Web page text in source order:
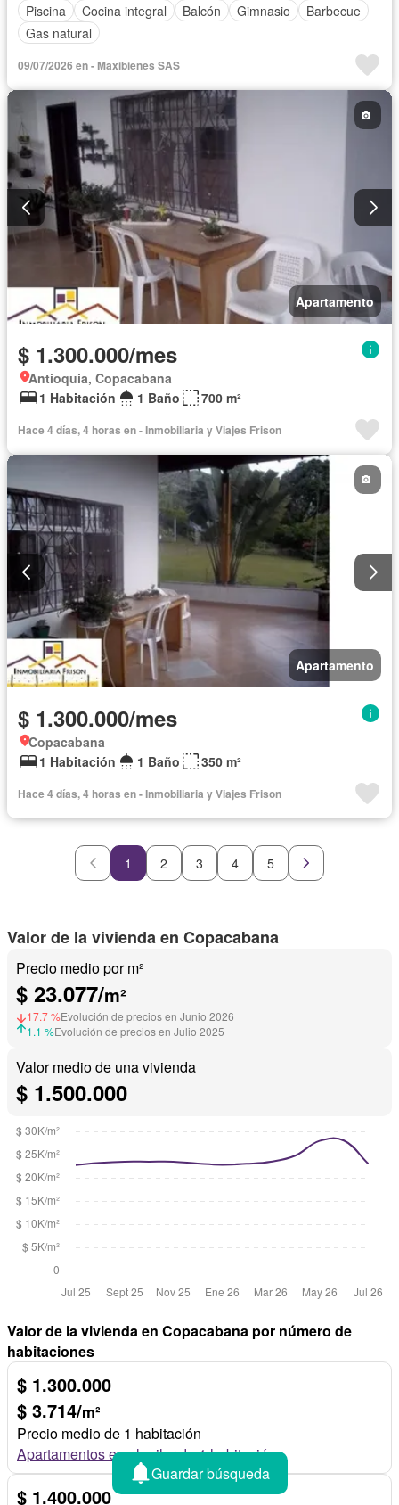
Piscina
Cocina integral Balcón Gimnasio
Barbecue
Gas natural
09/07/2026 en - Maxibienes SAS
Apartamento
$ 1.300.000/mes
Antioquia, Copacabana
1 Habitación
1 Baño 700 m²
Hace 4 días, 4 horas en - Inmobiliaria y Viajes Frison
Apartamento
$ 1.300.000/mes
Copacabana
1 Habitación
1 Baño 350 m²
Hace 4 días, 4 horas en - Inmobiliaria y Viajes Frison
1 2 3 4 5
Valor de la vivienda en Copacabana
Precio medio por m²
$ 23.077/m²
17.7 %Evolución de precios en Junio 2026
1.1 %Evolución de precios en Julio 2025
Valor medio de una vivienda
$ 1.500.000
Valor de la vivienda en Copacabana por número de
habitaciones
$ 1.300.000
$ 3.714/m²
Precio medio de 1 habitación
Apartamentos en alquiler de 1 habitación
$ 1.400.000
Guardar búsqueda